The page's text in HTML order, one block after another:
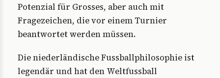
Potenzial für Grosses, aber auch mit
Fragezeichen, die vor einem Turnier
beantwortet werden müssen.
Die niederländische Fussballphilosophie ist
legendär und hat den Weltfussball